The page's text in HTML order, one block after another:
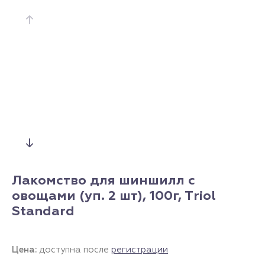
Лакомство для шиншилл с
овощами (уп. 2 шт), 100г, Тriol
Standard
Цена: доступна после регистрации